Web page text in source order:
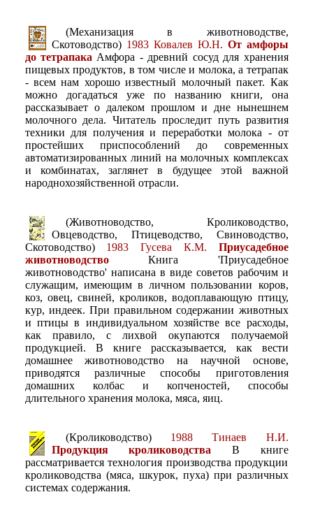
(Механизация в животноводстве,
Скотоводство) 1983 Ковалев Ю.Н. От амфоры
до тетрапака Амфора - древний сосуд для хранения
пищевых продуктов, в том числе и молока, а тетрапак
- всем нам хорошо известный молочный пакет. Как
можно догадаться уже по названию книги, она
рассказывает о далеком прошлом и дне нынешнем
молочного дела. Читатель проследит путь развития
техники для получения и переработки молока - от
простейших приспособлений до современных
автоматизированных линий на молочных комплексах
и комбинатах, заглянет в будущее этой важной
народнохозяйственной отрасли.
(Животноводство, Кролиководство,
Овцеводство, Птицеводство, Свиноводство,
Скотоводство) 1983 Гусева К.М. Приусадебное
животноводствоКнига 'Приусадебное
животноводство' написана в виде советов рабочим и
служащим, имеющим в личном пользовании коров,
коз, овец, свиней, кроликов, водоплавающую птицу,
кур, индеек. При правильном содержании животных
и птицы в индивидуальном хозяйстве все расходы,
как правило, с лихвой окупаются получаемой
продукцией. В книге рассказывается, как вести
домашнее животноводство на научной основе,
приводятся различные способы приготовления
домашних колбас и копченостей, способы
длительного хранения молока, мяса, яиц.
(Кролиководство) 1988 Тинаев Н.И.
Продукция кролиководства В книге
рассматривается технология производства продукции
кролиководства (мяса, шкурок, пуха) при различных
системах содержания.